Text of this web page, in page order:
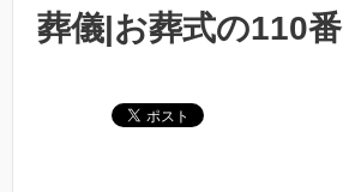
葬儀|お葬式の110番